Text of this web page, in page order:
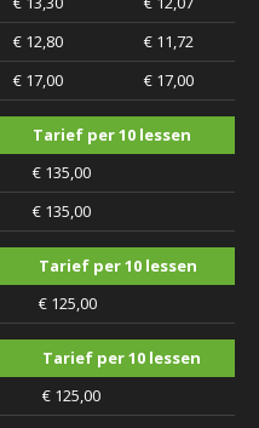
€ 12,80
€ 11,72
€ 17,00 € 17,00
Tarief per 10 lessen
€ 135,00
€ 135,00
Tarief per 10 lessen
€ 125,00
Tarief per 10 lessen
€ 125,00